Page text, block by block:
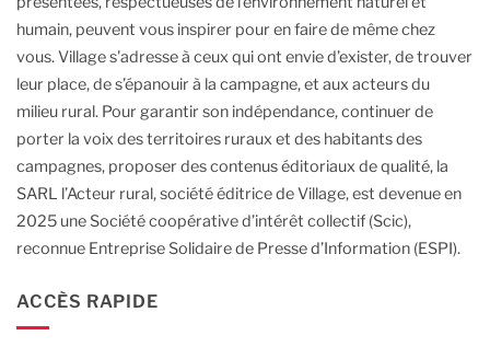
humain, peuvent vous inspirer pour en faire de même chez
vous.Village s'adresse à ceux qui ont envie d’exister, de trouver
leur place, de s’épanouir à la campagne, et aux acteurs du
milieu rural. Pour garantir son indépendance, continuer de
porter la voix des territoires ruraux et des habitants des
campagnes, proposer des contenus éditoriaux de qualité, la
SARL l’Acteur rural, société éditrice de Village, est devenue en
2025 une Société coopérative d’intérêt collectif (Scic),
reconnue Entreprise Solidaire de Presse d’Information (ESPI).
ACCÈS RAPIDE